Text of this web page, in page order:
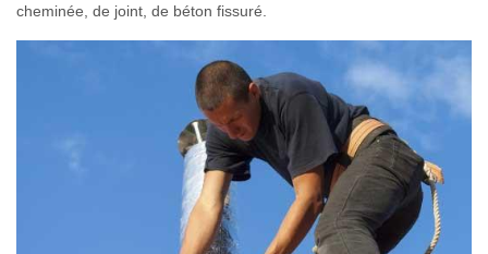
cheminée, de joint, de béton fissuré.